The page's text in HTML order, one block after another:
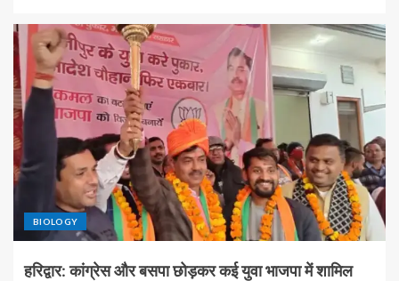
BIOLOGY
हरिद्वार: कांग्रेस और बसपा छोड़कर कई युवा भाजपा में शामिल